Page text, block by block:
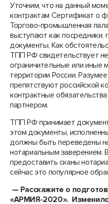
Уточним, что на данный
контрактам Сертификат о
Торгово-промышленная
выступают как посредники,
документы. Как
ТПП РФ свидетельствует
ограничительные или иные
территории России.
препятствуют российской
контрактные
партнером.
ТПП РФ принимает
этом документы,
должны быть переведены
нотариальным
предоставить сканы
сейчас это популярное
— Расскажите о
«АРМИЯ-2020».